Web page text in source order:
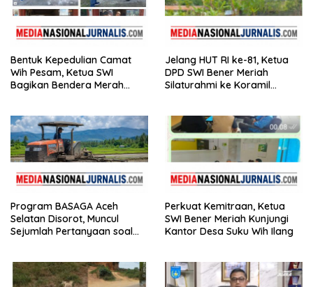
Bentuk Kepedulian Camat
Wih Pesam, Ketua SWI
Bagikan Bendera Merah
Jelang HUT RI ke-81, Ketua
DPD SWI Bener Meriah
Silaturahmi ke Koramil
Program BASAGA Aceh
Selatan Disorot, Muncul
Sejumlah Pertanyaan soal
Perkuat Kemitraan, Ketua
SWI Bener Meriah Kunjungi
Kantor Desa Suku Wih Ilang